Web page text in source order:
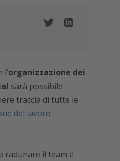
organizzazione dei
sarà possibile
traccia di tutte le
del lavoro
radunare il team e